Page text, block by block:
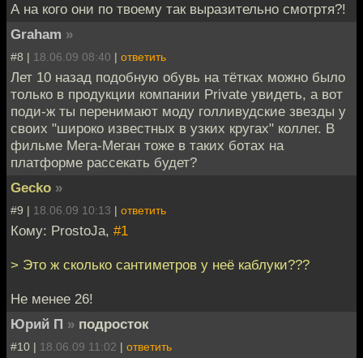
А на кого они по твоему так выразительно смотртя?!
Graham »
#8 | 18.06.09 08:40 | ответить
Лет 10 назад подобную обувь на тётках можно было
только в продукции компании Private увидеть, а вот
поди-ж ты перенимают моду голливудские звезды у
своих "широко известных в узких кругах" коллег. В
фильме Мега-Меган тоже в таких ботах на
платформе рассекать будет?
Gecko »
#9 | 18.06.09 10:13 | ответить
Кому: ProstoJa, #1
> Это ж сколько сантиметров у неё каблуки???
Не менее 26!
Юрий П » подросток
#10 | 18.06.09 11:02 | ответить